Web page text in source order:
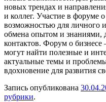
новых трендах и
и коллег. Участие в форуме
возможностью для личного
обмена опытом и знаниями,
контактов. Форум о бизнесе
могут найти полезные и
актуальные темы и
вдохновение для развития
Запись опубликована
рубрики.